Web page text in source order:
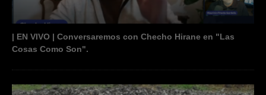
| EN VIVO | Conversaremos con Checho Hirane en "Las
Cosas Como Son".